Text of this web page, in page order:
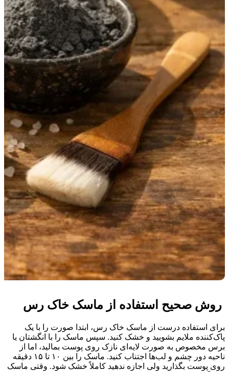
روش صحیح استفاده از ماسک خاک رس
برای استفاده درست از ماسک خاک رس، ابتدا صورت را با یک
پاک‌کننده ملایم بشویید و خشک کنید. سپس ماسک را با انگشتان یا
برس مخصوص به صورت لایه‌ای نازک روی پوست بمالید، اما از
ناحیه دور چشم و لب‌ها اجتناب کنید. ماسک را بین ۱۰ تا ۱۵ دقیقه
روی پوست بگذارید ولی اجازه ندهید کاملاً خشک شود. وقتی ماسک